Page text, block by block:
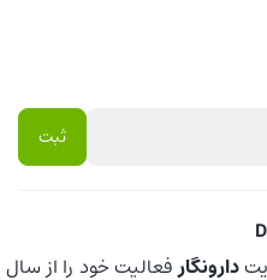
دارونگارفعالیت خود را از سال